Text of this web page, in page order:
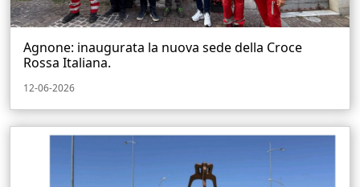
Agnone: inaugurata la nuova sede della Croce
Rossa Italiana.
12-06-2026